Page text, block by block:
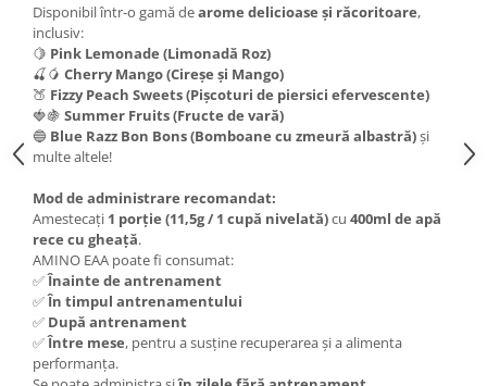
Disponibil într-o gamă dearome delicioase și răcoritoare,
inclusiv:
🍋 Pink Lemonade (Limonadă Roz)
🍒🥭 Cherry Mango (Cireșe și Mango)
🍑 Fizzy Peach Sweets (Pișcoturi de piersici efervescente)
🍓🍇 Summer Fruits (Fructe de vară)
🔵 Blue Razz Bon Bons (Bomboane cu zmeură albastră)și
multe altele!
Mod de administrare recomandat:
Amestecați 1 porție (11,5g / 1 cupă nivelată)cu 400ml de apă
rece cu gheață.
AMINO EAA poate fi consumat:
✅Înainte de antrenament
✅În timpul antrenamentului
✅ După antrenament
✅Între mese, pentru a susține recuperarea și a alimenta
performanța.